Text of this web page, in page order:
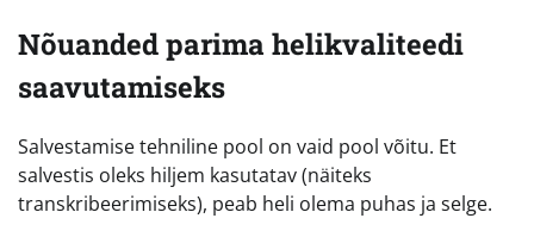
Nõuanded parima helikvaliteedi
saavutamiseks
Salvestamise tehniline pool on vaid pool võitu. Et
salvestis oleks hiljem kasutatav (näiteks
transkribeerimiseks), peab heli olema puhas ja selge.